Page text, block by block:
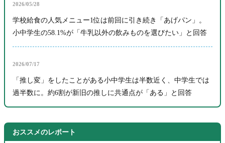
2026/05/28
学校給食の人気メニュー1位は前回に引き続き「あげパン」。
小中学生の58.1%が「牛乳以外の飲みものを選びたい」と回答
2026/07/17
「推し変」をしたことがある小中学生は半数近く、中学生では
過半数に。約6割が新旧の推しに共通点が「ある」と回答
おススメのレポート